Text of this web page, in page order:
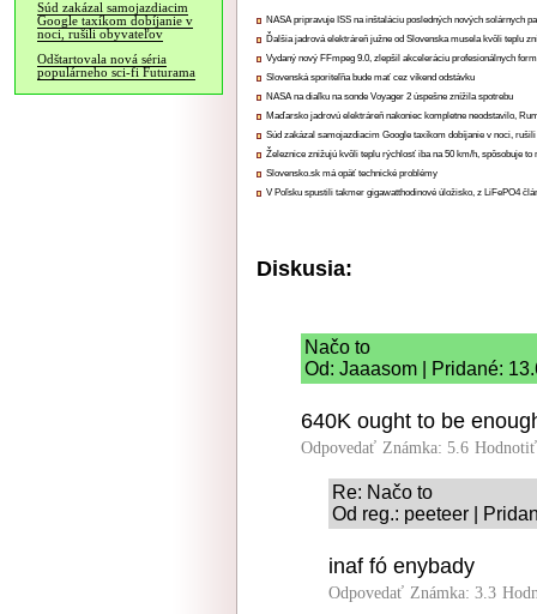
Súd zakázal samojazdiacim
Google taxíkom dobíjanie v
noci, rušili obyvateľov
Odštartovala nová séria
populárneho sci-fi Futurama
NASA pripravuje ISS na inštaláciu posledných nových solárnych
Ďalšia jadrová elektráreň južne od Slovenska musela kvôli teplu
Vydaný nový FFmpeg 9.0, zlepšil akceleráciu profesionálnych
Slovenská sporiteľňa bude mať cez víkend odstávku
NASA na diaľku na sonde Voyager 2 úspešne znížila spotrebu
Maďarsko jadrovú elektráreň nakoniec kompletne neodstavilo,
Súd zakázal samojazdiacim Google taxíkom dobíjanie v noci,
Železnice znižujú kvôli teplu rýchlosť iba na 50 km/h, spôsobuje to
Slovensko.sk má opäť technické problémy
V Poľsku spustili takmer gigawatthodinové úložisko, z LiFePO4
Diskusia:
Načo to
Od: Jaaasom | Pridané:
640K ought to be
Odpovedať Známka: 5.6
Re: Načo to
Od reg.: peeteer |
inaf fó enybady
Odpovedať Známka: 3.3